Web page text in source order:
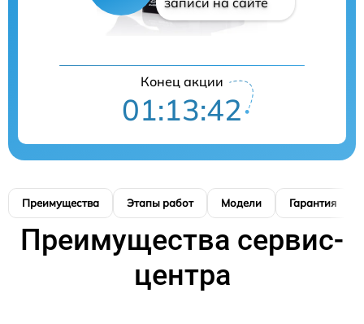
Конец акции
01:13:41
Преимущества Этапы работ Модели Гарантия
Преимущества сервис-
центра